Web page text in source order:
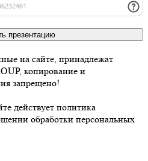
презентацию
на сайте, принадлежат
копирование и
запрещено!
действует политика
обработки персональных